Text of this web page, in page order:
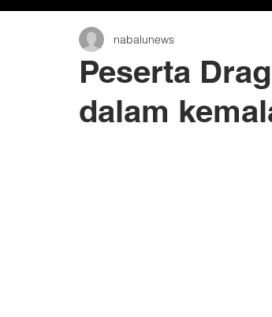
Peserta
dalam
nabalunews